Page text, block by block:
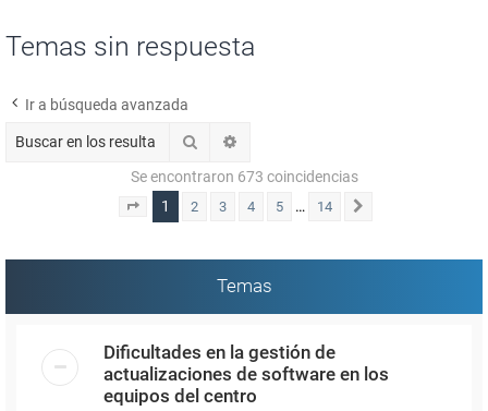
Temas sin respuesta
Ir a búsqueda avanzada
Buscar
Se encontraron 673 coincidencias
Página 1de 14
1 2 3 4 5 … 14
Temas
Dificultades en la gestión de
actualizaciones de software en los
equipos del centro